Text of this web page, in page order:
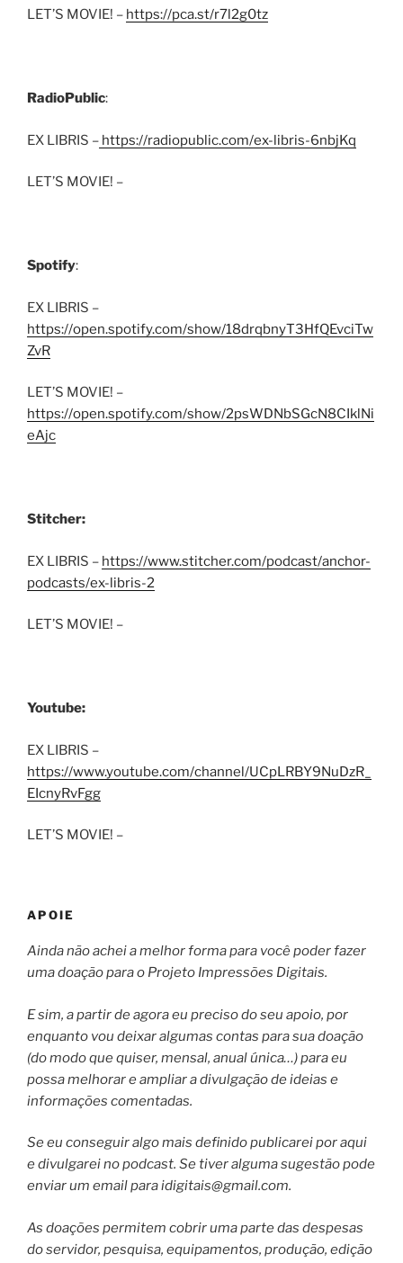
LET’S MOVIE! – https://pca.st/r7l2g0tz
RadioPublic:
EX LIBRIS – https://radiopublic.com/ex-libris-6nbjKq
LET’S MOVIE! –
Spotify:
EX LIBRIS –
https://open.spotify.com/show/18drqbnyT3HfQEvciTw
ZvR
LET’S MOVIE! –
https://open.spotify.com/show/2psWDNbSGcN8CIklNi
eAjc
Stitcher:
EX LIBRIS – https://www.stitcher.com/podcast/anchor-
podcasts/ex-libris-2
LET’S MOVIE! –
Youtube:
EX LIBRIS –
https://www.youtube.com/channel/UCpLRBY9NuDzR_
EIcnyRvFgg
LET’S MOVIE! –
APOIE
Ainda não achei a melhor forma para você poder fazer
uma doação para o Projeto Impressões Digitais.
E sim, a partir de agora eu preciso do seu apoio, por
enquanto vou deixar algumas contas para sua doação
(do modo que quiser, mensal, anual única…) para eu
possa melhorar e ampliar a divulgação de ideias e
informações comentadas.
Se eu conseguir algo mais definido publicarei por aqui
e divulgarei no podcast. Se tiver alguma sugestão pode
enviar um email paraidigitais@gmail.com.
As doações permitem cobrir uma parte das despesas
do servidor, pesquisa, equipamentos, produção, edição